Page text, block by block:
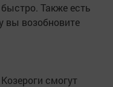
Также есть
вы возобновите
смогут